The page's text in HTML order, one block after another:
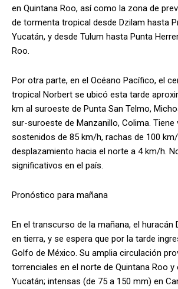
en Quintana Roo, así como la zona de
de tormenta tropical desde Dzilam hasta
Yucatán, y desde Tulum hasta Punta
Roo.
Por otra parte, en el Océano Pacífico, el
tropical Norbert se ubicó esta tarde
km al suroeste de Punta San Telmo,
sur-suroeste de Manzanillo, Colima.
sostenidos de 85 km/h, rachas de 100
desplazamiento hacia el norte a 4 km/h.
significativos en el país.
Pronóstico para mañana
En el transcurso de la mañana, el huracán
en tierra, y se espera que por la tarde
Golfo de México. Su amplia circulación
torrenciales en el norte de Quintana Roo y
Yucatán; intensas (de 75 a 150 mm) en